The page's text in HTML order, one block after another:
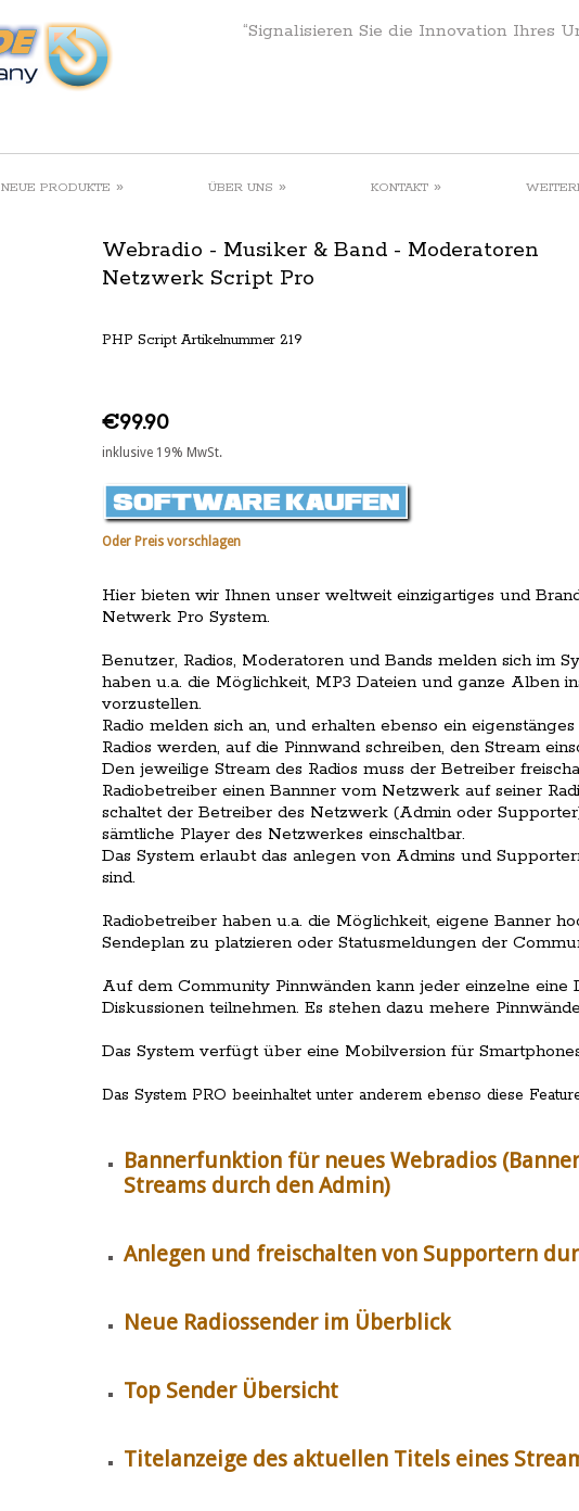
“Signalisieren Sie die Innovation Ihres
NEUE PRODUKTE » ÜBER UNS » KONTAKT »
Webradio - Musiker & Band - Moderatoren
Netzwerk Script Pro
PHP Script Artikelnummer 219
€99.90
inklusive 19% MwSt.
Oder Preis vorschlagen
Hier bieten wir Ihnen unser weltweit einzigartiges und
Netwerk Pro System.
Benutzer, Radios, Moderatoren und Bands melden sich im
haben u.a. die Möglichkeit, MP3 Dateien und ganze Alben
vorzustellen.
Radio melden sich an, und erhalten ebenso ein
Radios werden, auf die Pinnwand schreiben, den Stream
Den jeweilige Stream des Radios muss der Betreiber
Radiobetreiber einen Bannner vom Netzwerk auf seiner
schaltet der Betreiber des Netzwerk (Admin oder
sämtliche Player des Netzwerkes einschaltbar.
Das System erlaubt das anlegen von Admins und
sind.
Radiobetreiber haben u.a. die Möglichkeit, eigene Banner
Sendeplan zu platzieren oder Statusmeldungen der
Auf dem Community Pinnwänden kann jeder einzelne eine
Diskussionen teilnehmen. Es stehen dazu mehere
Das System verfügt über eine Mobilversion für
Das System PRO beeinhaltet unter anderem ebenso diese
Bannerfunktion für neues Webradios
Streams durch den Admin)
Anlegen und freischalten von Supportern
Neue Radiossender im Überblick
Top Sender Übersicht
Titelanzeige des aktuellen Titels eines